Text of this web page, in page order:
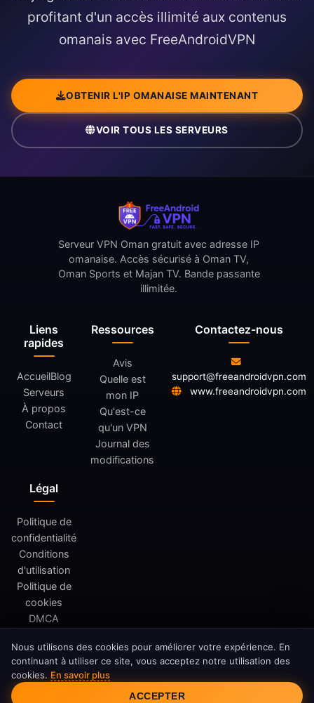
profitant d'un accès illimité aux contenus
omanais avec FreeAndroidVPN
OBTENIR L'IP OMANAISE MAINTENANT
VOIR TOUS LES SERVEURS
Liens
rapides
AccueilBlog
Serveurs
À propos
Contact
Ressources
Avis
Quelle est
mon IP
Qu'est-ce
qu'un VPN
Journal des
modifications
Légal
Politique de
confidentialité
Conditions
d'utilisation
Politique de
cookies
DMCA
Serveur VPN Oman gratuit avec adresse IP
omanaise. Accès sécurisé à Oman TV,
Oman Sports et Majan TV. Bande passante
illimitée.
Contactez-nous
support@freeandroidvpn.com
www.freeandroidvpn.com
© 2026 FreeAndroidVPN. Tous droits réservés.
FreeAndroidVPN n'est pas affilié à Google LLC ou Android. Android
est une marque déposée de Google LLC.
Consentement aux cookies
Nous utilisons des cookies pour améliorer votre expérience. En
continuant à utiliser ce site, vous acceptez notre utilisation des
cookies. En savoir plus
ACCEPTER